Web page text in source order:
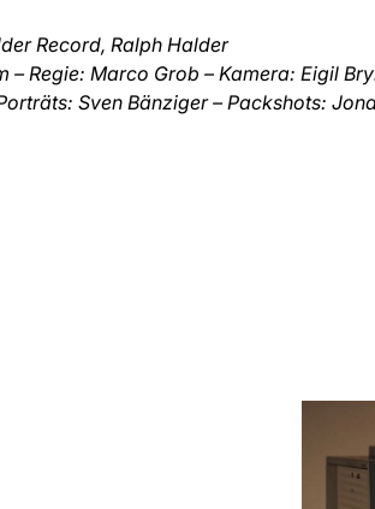
Record, Ralph Halder
– Regie: Marco Grob – Kamera: Eigil
Sven Bänziger – Packshots: